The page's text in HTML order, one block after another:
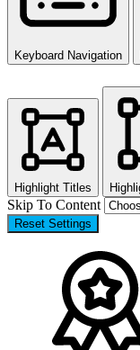
Keyboard Navigation
Highlight Titles
Skip To Content
Reset Settings